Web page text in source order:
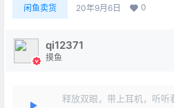
闲鱼卖货 20年9月6日 0
qi12371
摸鱼
释放双眼，带上耳机，听听